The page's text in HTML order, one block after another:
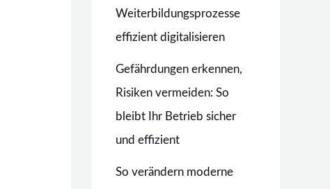
Weiterbildungsprozesse
effizient digitalisieren
Gefährdungen erkennen,
Risiken vermeiden: So
bleibt Ihr Betrieb sicher
und effizient
So verändern moderne